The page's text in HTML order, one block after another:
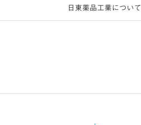
日東薬品工業について